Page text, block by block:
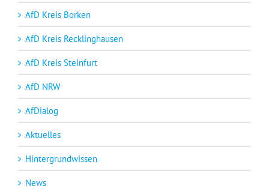
AfD Kreis Borken
AfD Kreis Recklinghausen
AfD Kreis Steinfurt
AfD NRW
AfDialog
Aktuelles
Hintergrundwissen
News